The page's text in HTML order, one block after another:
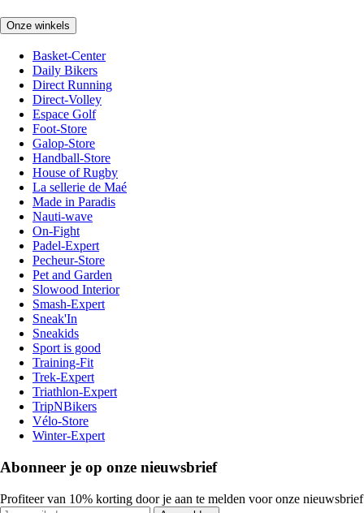
Onze winkels
Basket-Center
Daily Bikers
Direct Running
Direct-Volley
Espace Golf
Foot-Store
Galop-Store
Handball-Store
House of Rugby
La sellerie de Maé
Made in Paradis
Nauti-wave
On-Fight
Padel-Expert
Pecheur-Store
Pet and Garden
Slowood Interior
Smash-Expert
Sneak'In
Sneakids
Sport is good
Training-Fit
Trek-Expert
Triathlon-Expert
TripNBikers
Vélo-Store
Winter-Expert
Abonneer je op onze nieuwsbrief
Profiteer van 10% korting door je aan te melden voor onze nieuwsbrief